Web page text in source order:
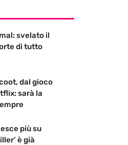
svelato il
di tutto
dal gioco
sarà la
più su
è già